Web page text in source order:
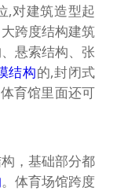
,对建筑造型起
跨度结构建筑
悬索结构、张
结构的,封闭式
育馆里面还可
，基础部分都
。体育场馆跨度